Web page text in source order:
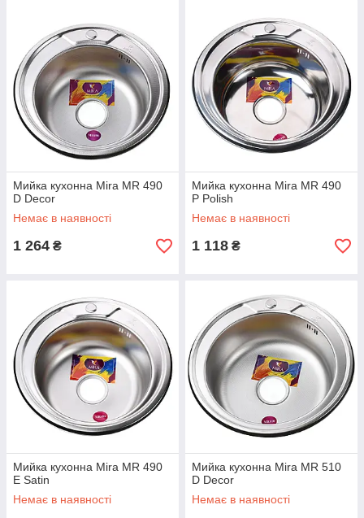
Мийка кухонна Mira MR 490
D Decor
Немає в наявності
1 264 ₴
Мийка кухонна Mira MR 490
P Polish
Немає в наявності
1 118 ₴
Мийка кухонна Mira MR 490
E Satin
Немає в наявності
Мийка кухонна Mira MR 510
D Decor
Немає в наявності